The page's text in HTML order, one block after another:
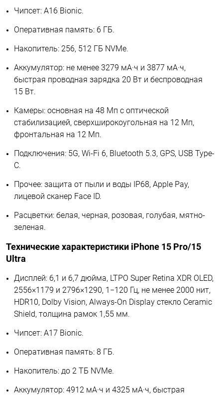
Чипсет: A16 Bionic.
Оперативная память: 6 ГБ.
Накопитель: 256, 512 ГБ NVMe.
Аккумулятор: не менее 3279 мА·ч и 3877 мА·ч,
быстрая проводная зарядка 20 Вт и беспроводная
15 Вт.
Камеры: основная на 48 Мп с оптической
стабилизацией, сверхширокоугольная на 12 Мп,
фронтальная на 12 Мп.
Подключения: 5G, Wi-Fi 6, Bluetooth 5.3, GPS, USB Type-
C.
Прочее: защита от пыли и воды IP68, Apple Pay,
лицевой сканер Face ID.
Расцветки: белая, черная, розовая, голубая, мятно-
зеленая.
Технические характеристики iPhone 15 Pro/15
Ultra
Дисплей: 6,1 и 6,7 дюйма, LTPO Super Retina XDR OLED,
2556×1179 и 2796×1290, 1−120 Гц, не менее 2000 нит,
HDR10, Dolby Vision, Always-On Display стекло Ceramic
Shield, толщина рамок 1,55 мм.
Чипсет: A17 Bionic.
Оперативная память: 8 ГБ.
Накопитель: до 2 ТБ NVMe.
Аккумулятор: 4912 мА·ч и 4325 мА·ч, быстрая